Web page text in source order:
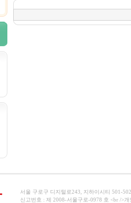
서울 구로구 디지털로243, 지하이시티 501-
신고번호 : 제 2008-서울구로-0978 호 <br />